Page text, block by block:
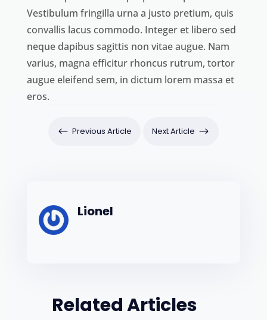
Vestibulum fringilla urna a justo pretium, quis
convallis lacus commodo. Integer et libero sed
neque dapibus sagittis non vitae augue. Nam
varius, magna efficitur rhoncus rutrum, tortor
augue eleifend sem, in dictum lorem massa et
eros.
# Previous Article Next Article $
Lionel
Related Articles
We don't smap in your Inbox. No thanks